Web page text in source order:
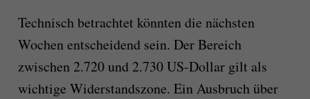
Technisch betrachtet könnten die nächsten
Wochen entscheidend sein. Der Bereich
zwischen 2.720 und 2.730 US-Dollar gilt als
wichtige Widerstandszone. Ein Ausbruch über